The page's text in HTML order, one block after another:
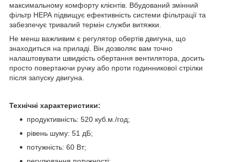
максимальному комфорту клієнтів. Вбудований змінний
фільтр НЕРА підвищує ефективність системи фільтрації та
забезпечує тривалий термін служби витяжки.
Не менш важливим є регулятор обертів двигуна, що
знаходиться на приладі. Він дозволяє вам точно
налаштовувати швидкість обертання вентилятора, досить
просто повертаючи ручку або проти годинникової стрілки
після запуску двигуна.
Технічні характеристики:
продуктивність: 520 куб.м./год;
рівень шуму: 51 дБ;
потужність: 60 Вт;